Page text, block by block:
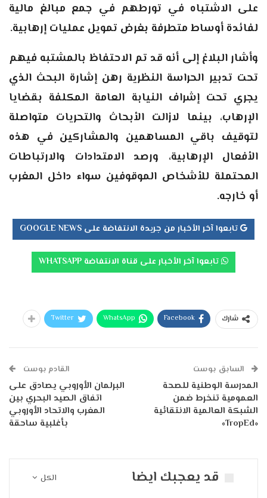
على الاشتباه في تورطهم في جمع مبالغ مالية
لفائدة أوساط متطرفة بغرض تمويل عمليات إرهابية.
وأشار البلاغ إلى أنه قد تم الاحتفاظ بالمشتبه فيهم
تحت تدبير الحراسة النظرية رهن إشارة البحث الذي
يجري تحت إشراف النيابة العامة المكلفة بقضايا
الإرهاب، بينما لازالت الأبحاث والتحريات متواصلة
لتوقيف باقي المساهمين والمشاركين في هذه
الأفعال الإرهابية، ورصد الامتدادات والارتباطات
المحتملة للأشخاص الموقوفين سواء داخل المغرب
أو خارجه.
تابعوا آخر الأخبار من جريدة الانتفاضة على GOOGLE NEWS
تابعوا آخر الأخبار على قناة الانتفاضة WHATSAPP
شارك Facebook
WhatsApp
Twitter
السابق بوست
المدرسة الوطنية للصحة
العمومية تنخرط ضمن
الشبكة العالمية الانتقائية
«TropEd»
القادم بوست
البرلمان الأوروبي يصادق على
اتفاق الصيد البحري بين
المغرب والاتحاد الأوروبي
بأغلبية ساحقة
الكل قد يعجبك ايضا